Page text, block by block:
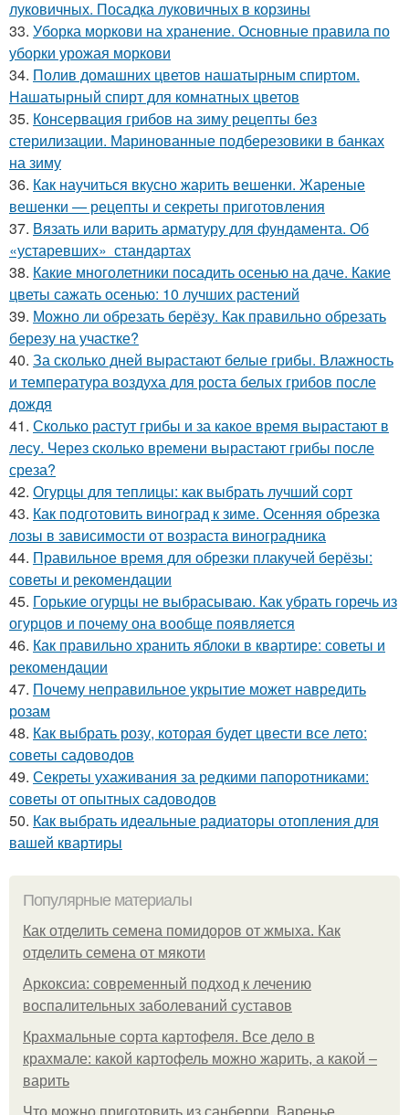
луковичных. Посадка луковичных в корзины
33. Уборка моркови на хранение. Основные правила по
уборки урожая моркови
34. Полив домашних цветов нашатырным спиртом.
Нашатырный спирт для комнатных цветов
35. Консервация грибов на зиму рецепты без
стерилизации. Маринованные подберезовики в банках
на зиму
36. Как научиться вкусно жарить вешенки. Жареные
вешенки — рецепты и секреты приготовления
37. Вязать или варить арматуру для фундамента. Об
«устаревших» стандартах
38. Какие многолетники посадить осенью на даче. Какие
цветы сажать осенью: 10 лучших растений
39. Можно ли обрезать берёзу. Как правильно обрезать
березу на участке?
40. За сколько дней вырастают белые грибы. Влажность
и температура воздуха для роста белых грибов после
дождя
41. Сколько растут грибы и за какое время вырастают в
лесу. Через сколько времени вырастают грибы после
среза?
42. Огурцы для теплицы: как выбрать лучший сорт
43. Как подготовить виноград к зиме. Осенняя обрезка
лозы в зависимости от возраста виноградника
44. Правильное время для обрезки плакучей берёзы:
советы и рекомендации
45. Горькие огурцы не выбрасываю. Как убрать горечь из
огурцов и почему она вообще появляется
46. Как правильно хранить яблоки в квартире: советы и
рекомендации
47. Почему неправильное укрытие может навредить
розам
48. Как выбрать розу, которая будет цвести все лето:
советы садоводов
49. Секреты ухаживания за редкими папоротниками:
советы от опытных садоводов
50. Как выбрать идеальные радиаторы отопления для
вашей квартиры
Популярные материалы
Как отделить семена помидоров от жмыха. Как
отделить семена от мякоти
Аркоксиа: современный подход к лечению
воспалительных заболеваний суставов
Крахмальные сорта картофеля. Все дело в
крахмале: какой картофель можно жарить, а какой –
варить
Что можно приготовить из санберри. Варенье,